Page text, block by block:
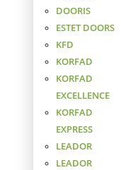
DOORIS
ESTET DOORS
KFD
KORFAD
KORFAD
EXCELLENCE
KORFAD
EXPRESS
LEADOR
LEADOR